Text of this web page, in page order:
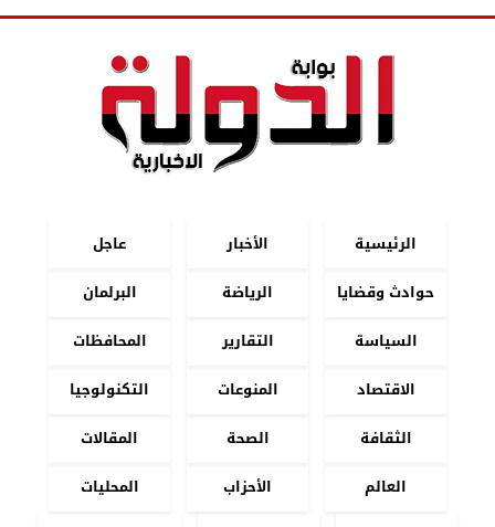
الرئيسية الأخبار
عاجل
حوادث وقضايا
الرياضة
البرلمان
السياسة
التقارير
المحافظات
الاقتصاد
المنوعات
التكنولوجيا
الثقافة
الصحة
المقالات
العالم
الأحزاب
المحليات